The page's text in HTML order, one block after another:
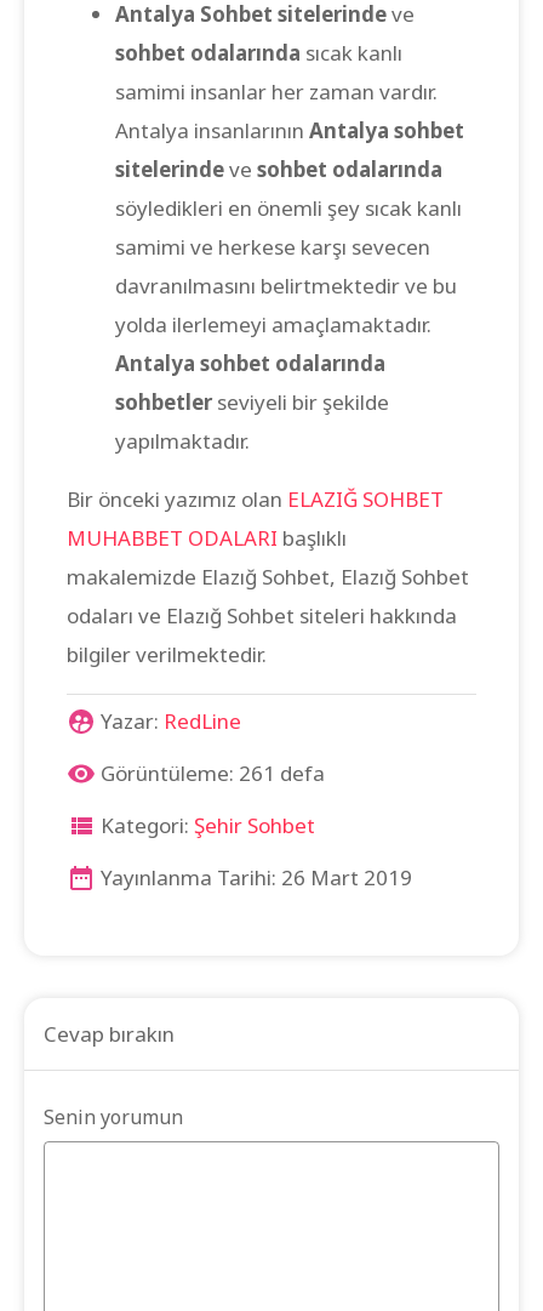
Antalya Sohbet sitelerindeve
sohbet odalarında sıcak kanlı
samimi insanlar her zaman vardır.
Antalya insanlarının Antalya sohbet
sitelerindeve sohbet odalarında
söyledikleri en önemli şey sıcak kanlı
samimi ve herkese karşı sevecen
davranılmasını belirtmektedir ve bu
yolda ilerlemeyi amaçlamaktadır.
Antalya sohbet odalarında
sohbetler seviyeli bir şekilde
yapılmaktadır.
Bir önceki yazımız olan ELAZIĞ SOHBET
MUHABBET ODALARI başlıklı
makalemizde Elazığ Sohbet, Elazığ Sohbet
odaları ve Elazığ Sohbet siteleri hakkında
bilgiler verilmektedir.
Yazar: RedLine
Görüntüleme: 261 defa
Kategori: Şehir Sohbet
Yayınlanma Tarihi: 26 Mart 2019
Cevap bırakın
Senin yorumun